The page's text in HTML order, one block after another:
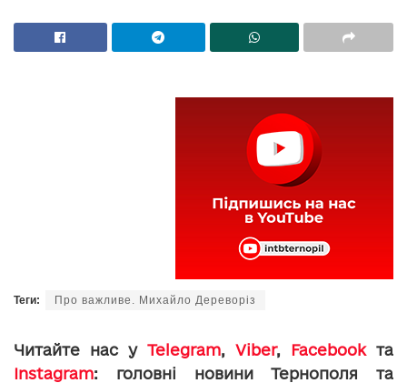
Теги: Про важливе. Михайло Дереворіз
Читайте нас у Telegram, Viber, Facebookта
Instagram: головні новини Тернополя та